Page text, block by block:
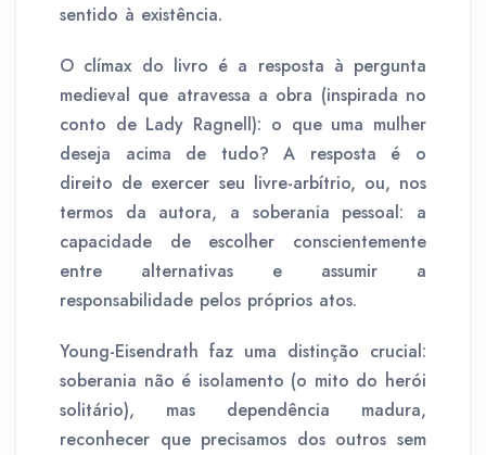
sentido à existência.
O clímax do livro é a resposta à pergunta
medieval que atravessa a obra (inspirada no
conto de Lady Ragnell): o que uma mulher
deseja acima de tudo? A resposta é o
direito de exercer seu livre-arbítrio, ou, nos
termos da autora, a soberania pessoal: a
capacidade de escolher conscientemente
entre alternativas e assumir a
responsabilidade pelos próprios atos.
Young-Eisendrath faz uma distinção crucial:
soberania não é isolamento (o mito do herói
solitário), mas dependência madura,
reconhecer que precisamos dos outros sem